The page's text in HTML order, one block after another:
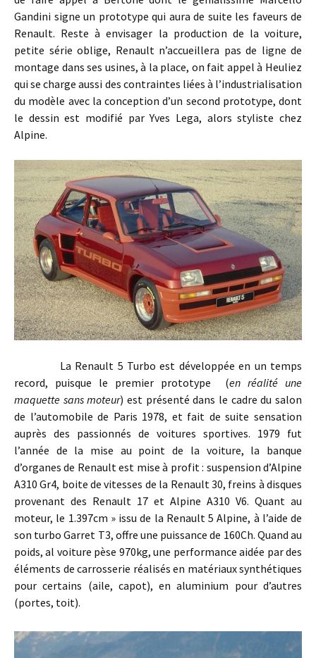
Gandini signe un prototype qui aura de suite les faveurs de
Renault. Reste à envisager la production de la voiture,
petite série oblige, Renault n’accueillera pas de ligne de
montage dans ses usines, à la place, on fait appel à Heuliez
qui se charge aussi des contraintes liées à l’industrialisation
du modèle avec la conception d’un second prototype, dont
le dessin est modifié par Yves Lega, alors styliste chez
Alpine.
La Renault 5 Turbo est développée en un temps
record, puisque le premier prototype (en réalité une
maquette sans moteur) est présenté dans le cadre du salon
de l’automobile de Paris 1978, et fait de suite sensation
auprès des passionnés de voitures sportives. 1979 fut
l’année de la mise au point de la voiture, la banque
d’organes de Renault est mise à profit : suspension d’Alpine
A310 Gr4, boite de vitesses de la Renault 30, freins à disques
provenant des Renault 17 et Alpine A310 V6. Quant au
moteur, le 1.397cm » issu de la Renault 5 Alpine, à l’aide de
son turbo Garret T3, offre une puissance de 160Ch. Quand au
poids, al voiture pèse 970kg, une performance aidée par des
éléments de carrosserie réalisés en matériaux synthétiques
pour certains (aile, capot), en aluminium pour d’autres
(portes, toit).